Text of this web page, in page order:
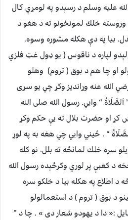
عليه وسلم د رسېدو په لومړي کال
خلك لمونځونو ته د هغو د
بيا په دې هكله مشوره وسوه.
لپاره د ناقوس ( يو ډول غټ فلزي
او چا هم د بوق ( تروم) وهلو
الله عنه وړانديز وكړ چي يو سړى
اَلصَّلَاةُ “ وايي. رسول الله صلی الله
كړ او حضرت بلال ته يې حكم وكړ
“ . ځيني وايي چي هغه به په لوړ
سره خلك لمانځه ته بلل. نو كله
د كعبې پر لوري وګرځېده رسول الله
د اطلاع په هكله بيا د خلكو سره
د بوق ( تروم ) د استعمالولو
:« دا د يهودو شعار دى » . چا د ”